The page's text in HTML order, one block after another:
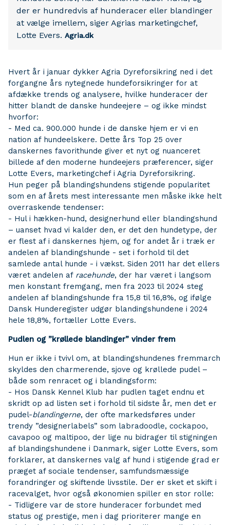
der er hundredvis af hunderacer eller blandinger
at vælge imellem, siger Agrias marketingchef,
Lotte Evers. Agria.dk
Hvert år i januar dykker Agria Dyreforsikring ned i det
forgangne års nytegnede hundeforsikringer for at
afdække trends og analysere, hvilke hunderacer der
hitter blandt de danske hundeejere – og ikke mindst
hvorfor:
- Med ca. 900.000 hunde i de danske hjem er vi en
nation af hundeelskere. Dette års Top 25 over
danskernes favorithunde giver et nyt og nuanceret
billede af den moderne hundeejers præferencer, siger
Lotte Evers, marketingchef i Agria Dyreforsikring.
Hun peger på blandingshundens stigende popularitet
som en af årets mest interessante men måske ikke helt
overraskende tendenser:
- Hul i hækken-hund, designerhund eller blandingshund
– uanset hvad vi kalder den, er det den hundetype, der
er flest af i danskernes hjem, og for andet år i træk er
andelen af blandingshunde - set i forhold til det
samlede antal hunde - i vækst. Siden 2011 har det ellers
været andelen af racehunde, der har været i langsom
men konstant fremgang, men fra 2023 til 2024 steg
andelen af blandingshunde fra 15,8 til 16,8%, og ifølge
Dansk Hunderegister udgør blandingshundene i 2024
hele 18,8%, fortæller Lotte Evers.
Pudlen og ”krøllede blandinger” vinder frem
Hun er ikke i tvivl om, at blandingshundenes fremmarch
skyldes den charmerende, sjove og krøllede pudel –
både som renracet og i blandingsform:
- Hos Dansk Kennel Klub har pudlen taget endnu et
skridt op ad listen set i forhold til sidste år, men det er
pudel-blandingerne, der ofte markedsføres under
trendy ”designerlabels” som labradoodle, cockapoo,
cavapoo og maltipoo, der lige nu bidrager til stigningen
af blandingshundene i Danmark, siger Lotte Evers, som
forklarer, at danskernes valg af hund i stigende grad er
præget af sociale tendenser, samfundsmæssige
forandringer og skiftende livsstile. Der er sket et skift i
racevalget, hvor også økonomien spiller en stor rolle:
- Tidligere var de store hunderacer forbundet med
status og prestige, men i dag prioriterer mange en